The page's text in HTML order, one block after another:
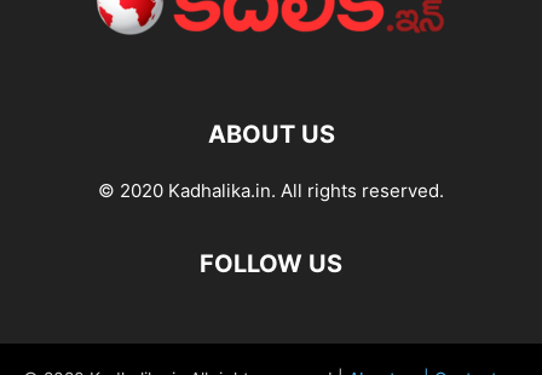
ABOUT US
© 2020 Kadhalika.in. All rights reserved.
FOLLOW US